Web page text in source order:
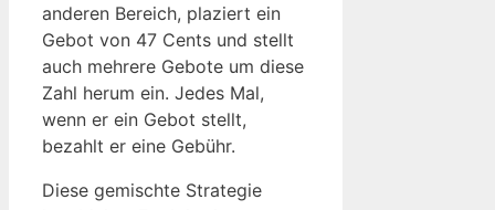
anderen Bereich, plaziert ein
Gebot von 47 Cents und stellt
auch mehrere Gebote um diese
Zahl herum ein. Jedes Mal,
wenn er ein Gebot stellt,
bezahlt er eine Gebühr.
Diese gemischte Strategie